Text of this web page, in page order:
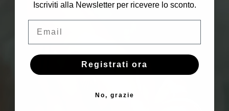
Iscriviti alla Newsletter per ricevere lo sconto.
Registrati ora
No, grazie